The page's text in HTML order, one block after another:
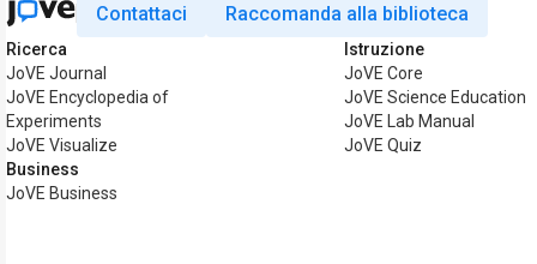
Contattaci Raccomanda alla biblioteca
Ricerca
JoVE Journal
JoVE Encyclopedia of
Experiments
JoVE Visualize
Business
JoVE Business
Istruzione
JoVE Core
JoVE Science Education
JoVE Lab Manual
JoVE Quiz